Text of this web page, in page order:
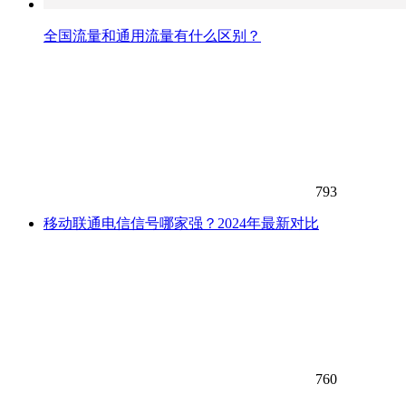
全国流量和通用流量有什么区别？
793
移动联通电信信号哪家强？2024年最新对比
760